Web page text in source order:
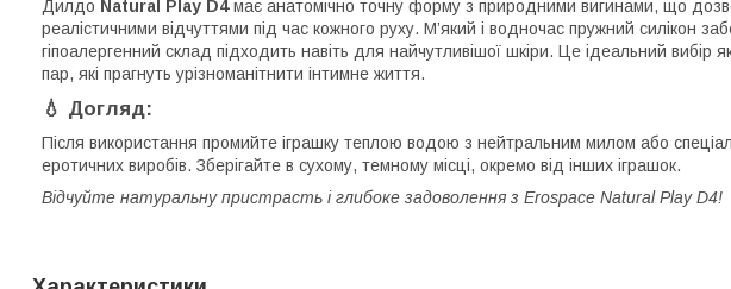
Дилдо Natural Play D4має анатомічно точну форму з природними вигинами, що
реалістичними відчуттями під час кожного руху. М’який і водночас пружний силікон
гіпоалергенний склад підходить навіть для найчутливішої шкіри. Це ідеальний вибір
пар, які прагнуть урізноманітнити інтимне життя.
💧 Догляд:
Після використання промийте іграшку теплою водою з нейтральним милом або
еротичних виробів. Зберігайте в сухому, темному місці, окремо від інших іграшок.
Відчуйте натуральну пристрасть і глибоке задоволення з Erospace Natural Play D4!